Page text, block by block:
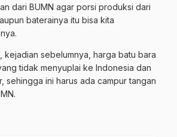
dari BUMN agar porsi produksi dari
baterainya itu bisa kita
kejadian sebelumnya, harga batu bara
tidak menyuplai ke Indonesia dan
sehingga ini harus ada campur tangan